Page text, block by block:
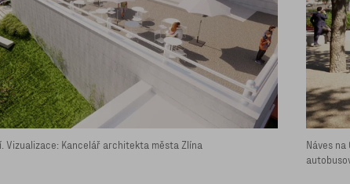
Vizualizace: Kancelář architekta města Zlína
Náves